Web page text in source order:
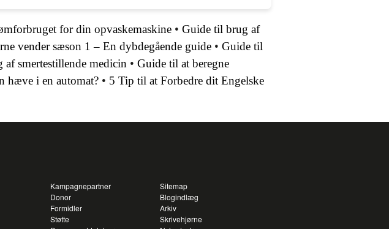
for din opvaskemaskine • Guide til brug af
vender sæson 1 – En dybdegående guide • Guide til
smertestillende medicin • Guide til at beregne
hæve i en automat? • 5 Tip til at Forbedre dit Engelske
Kampagnepartner
Donor
Formidler
Støtte
Sitemap
Blogindlæg
Arkiv
Skrivehjørne